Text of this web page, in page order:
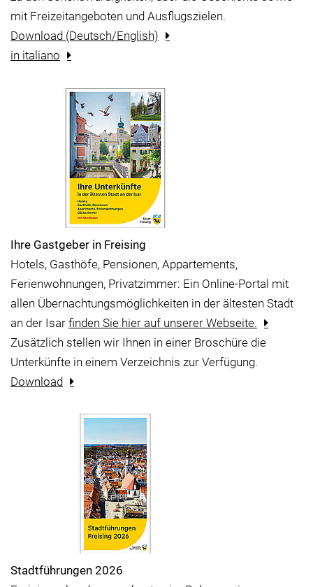
mit Freizeitangeboten und Ausflugszielen.
Download (Deutsch/English)
in italiano
Ihre Gastgeber in Freising
Hotels, Gasthöfe, Pensionen, Appartements,
Ferienwohnungen, Privatzimmer: Ein Online-Portal mit
allen Übernachtungsmöglichkeiten in der ältesten Stadt
an der Isar finden Sie hier auf unserer Webseite.
Zusätzlich stellen wir Ihnen in einer Broschüre die
Unterkünfte in einem Verzeichnis zur Verfügung.
Download
Stadtführungen 2026